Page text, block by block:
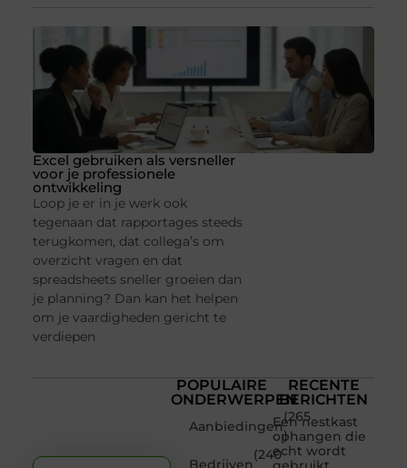
Excel gebruiken als versneller
voor je professionele
ontwikkeling
Loop je er in je werk ook
tegenaan dat rapportages steeds
terugkomen, dat collega’s om
overzicht vragen en dat
spreadsheets sneller groeien dan
je planning? Dan kan het helpen
om je vaardigheden gericht te
verdiepen
POPULAIRE
ONDERWERPEN
Aanbiedingen
(265
)
Bedrijven
(240
RECENTE
BERICHTEN
Een nestkast
ophangen die
echt wordt